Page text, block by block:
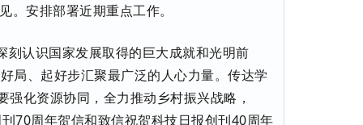
安排部署近期重点工作。
认识国家发展取得的巨大成就和光明前
局、起好步汇聚最广泛的人心力量。传达学
化资源协同，全力推动乡村振兴战略，
70周年贺信和致信祝贺科技日报创刊40周年